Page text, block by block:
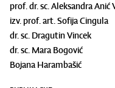
prof. dr. sc. Aleksandra Anić
izv. prof. art. Sofija Cingula
dr. sc. Dragutin Vincek
dr. sc. Mara Bogović
Bojana Harambašić